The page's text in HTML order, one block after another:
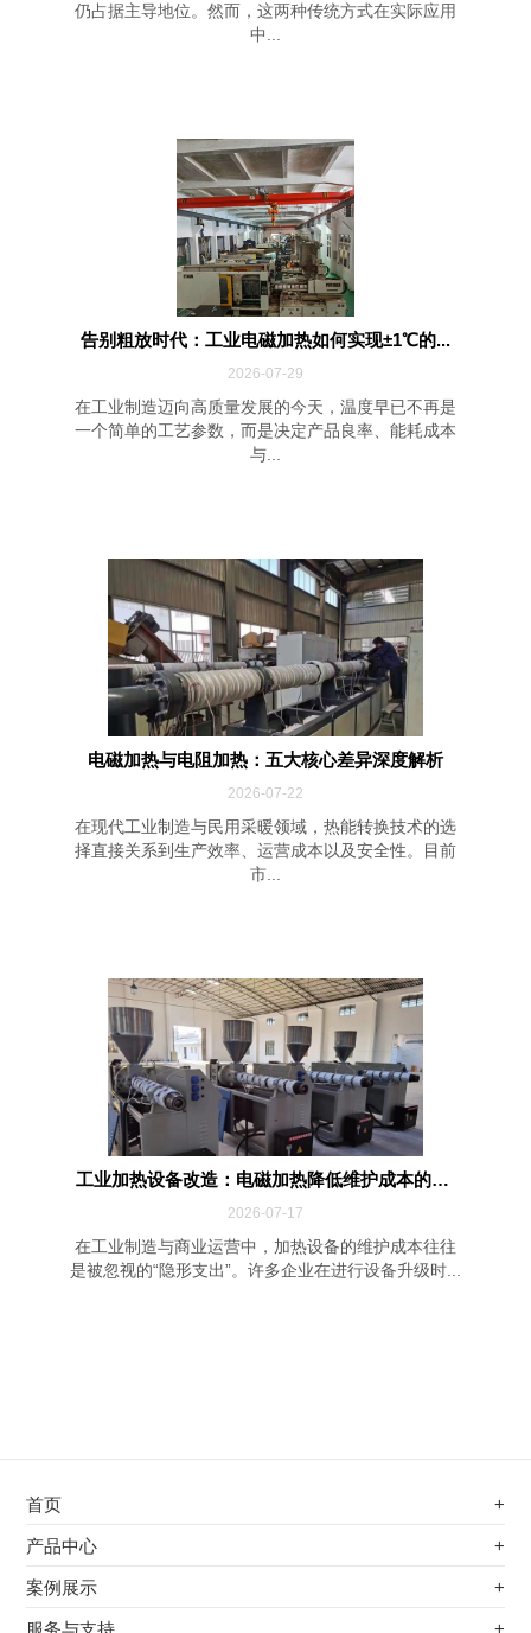
仍占据主导地位。然而，这两种传统方式在实际应用
中...
告别粗放时代：工业电磁加热如何实现±1℃的...
2026-07-29
在工业制造迈向高质量发展的今天，温度早已不再是
一个简单的工艺参数，而是决定产品良率、能耗成本
与...
电磁加热与电阻加热：五大核心差异深度解析
2026-07-22
在现代工业制造与民用采暖领域，热能转换技术的选
择直接关系到生产效率、运营成本以及安全性。目前
市...
工业加热设备改造：电磁加热降低维护成本的四...
2026-07-17
在工业制造与商业运营中，加热设备的维护成本往往
是被忽视的“隐形支出”。许多企业在进行设备升级时...
首页 +
不锈钢专用电磁加热器
电磁蒸汽发生器
产品中心 +
不锈钢专用电磁加热器
电磁蒸汽发生器
案例展示 +
最新案例
服务与支持 +